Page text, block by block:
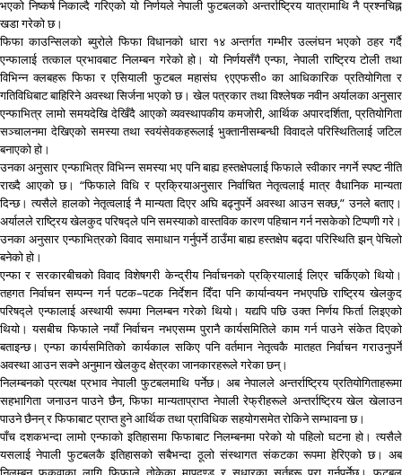
भएको निष्कर्ष निकाल्दै गरिएको यो निर्णयले नेपाली फुटबलको अन्तर्राष्ट्रिय यात्रामाथि नै प्रश्नचिह्न
खडा गरेको छ।
फिफा काउन्सिलको ब्युरोले फिफा विधानको धारा १४ अन्तर्गत गम्भीर उल्लंघन भएको ठहर गर्दै
एन्फालाई तत्काल प्रभावबाट निलम्बन गरेको हो। यो निर्णयसँगै एन्फा, नेपाली राष्ट्रिय टोली तथा
विभिन्न क्लबहरू फिफा र एसियाली फुटबल महासंघ ९एएफसी० का आधिकारिक प्रतियोगिता र
गतिविधिबाट बाहिरिने अवस्था सिर्जना भएको छ। खेल पत्रकार तथा विश्लेषक नवीन अर्यालका अनुसार
एन्फाभित्र लामो समयदेखि देखिँदै आएको व्यवस्थापकीय कमजोरी, आर्थिक अपारदर्शिता, प्रतियोगिता
सञ्चालनमा देखिएको समस्या तथा स्वयंसेवकहरूलाई भुक्तानीसम्बन्धी विवादले परिस्थितिलाई जटिल
बनाएको हो।
उनका अनुसार एन्फाभित्र विभिन्न समस्या भए पनि बाह्य हस्तक्षेपलाई फिफाले स्वीकार नगर्ने स्पष्ट नीति
राख्दै आएको छ। “फिफाले विधि र प्रक्रियाअनुसार निर्वाचित नेतृत्वलाई मात्र वैधानिक मान्यता
दिन्छ। त्यसैले हालको नेतृत्वलाई नै मान्यता दिएर अघि बढ्नुपर्ने अवस्था आउन सक्छ,” उनले बताए।
अर्यालले राष्ट्रिय खेलकुद परिषद्ले पनि समस्याको वास्तविक कारण पहिचान गर्न नसकेको टिप्पणी गरे।
उनका अनुसार एन्फाभित्रको विवाद समाधान गर्नुपर्ने ठाउँमा बाह्य हस्तक्षेप बढ्दा परिस्थिति झन् पेचिलो
बनेको हो।
एन्फा र सरकारबीचको विवाद विशेषगरी केन्द्रीय निर्वाचनको प्रक्रियालाई लिएर चर्किएको थियो।
तहगत निर्वाचन सम्पन्न गर्न पटक–पटक निर्देशन दिँदा पनि कार्यान्वयन नभएपछि राष्ट्रिय खेलकुद
परिषद्ले एन्फालाई अस्थायी रूपमा निलम्बन गरेको थियो। यद्यपि पछि उक्त निर्णय फिर्ता लिइएको
थियो। यसबीच फिफाले नयाँ निर्वाचन नभएसम्म पुरानै कार्यसमितिले काम गर्न पाउने संकेत दिएको
बताइन्छ। एन्फा कार्यसमितिको कार्यकाल सकिए पनि वर्तमान नेतृत्वकै मातहत निर्वाचन गराउनुपर्ने
अवस्था आउन सक्ने अनुमान खेलकुद क्षेत्रका जानकारहरूले गरेका छन्।
निलम्बनको प्रत्यक्ष प्रभाव नेपाली फुटबलमाथि पर्नेछ। अब नेपालले अन्तर्राष्ट्रिय प्रतियोगिताहरूमा
सहभागिता जनाउन पाउने छैन, फिफा मान्यताप्राप्त नेपाली रेफ्रीहरूले अन्तर्राष्ट्रिय खेल खेलाउन
पाउने छैनन् र फिफाबाट प्राप्त हुने आर्थिक तथा प्राविधिक सहयोगसमेत रोकिने सम्भावना छ।
पाँच दशकभन्दा लामो एन्फाको इतिहासमा फिफाबाट निलम्बनमा परेको यो पहिलो घटना हो। त्यसैले
यसलाई नेपाली फुटबलकै इतिहासको सबैभन्दा ठूलो संस्थागत संकटका रूपमा हेरिएको छ। अब